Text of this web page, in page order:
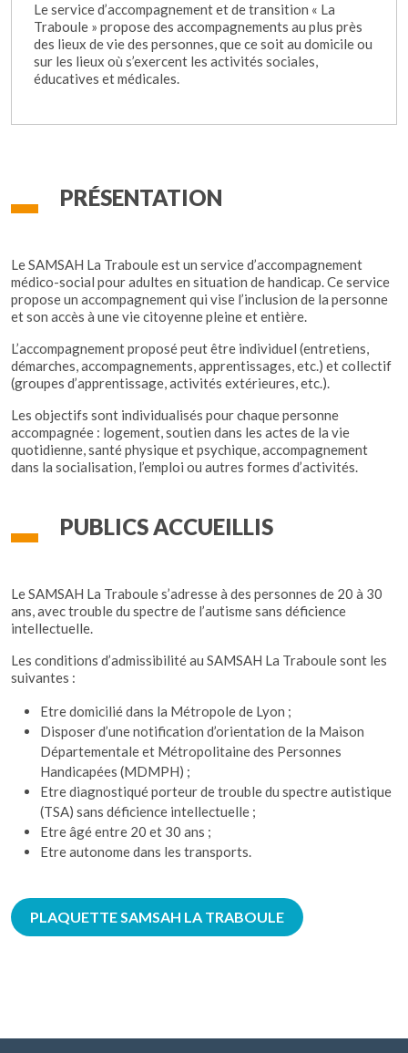
PRÉSENTATION
Le SAMSAH La Traboule est un service d’accompagnement
médico-social pour adultes en situation de handicap. Ce service
propose un accompagnement qui vise l’inclusion de la personne
et son accès à une vie citoyenne pleine et entière.
L’accompagnement proposé peut être individuel (entretiens,
démarches, accompagnements, apprentissages, etc.) et collectif
(groupes d’apprentissage, activités extérieures, etc.).
Les objectifs sont individualisés pour chaque personne
accompagnée : logement, soutien dans les actes de la vie
quotidienne, santé physique et psychique, accompagnement
dans la socialisation, l’emploi ou autres formes d’activités.
PUBLICS ACCUEILLIS
Le SAMSAH La Traboule s’adresse à des personnes de 20 à 30
ans, avec trouble du spectre de l’autisme sans déficience
intellectuelle.
Les conditions d’admissibilité au SAMSAH La Traboule sont les
suivantes :
Etre domicilié dans la Métropole de Lyon ;
Disposer d’une notification d’orientation de la Maison
Départementale et Métropolitaine des Personnes
Handicapées (MDMPH) ;
Etre diagnostiqué porteur de trouble du spectre autistique
(TSA) sans déficience intellectuelle ;
Etre âgé entre 20 et 30 ans ;
Etre autonome dans les transports.
PLAQUETTE SAMSAH LA TRABOULE
Le service d’accompagnement et de transition « La
Traboule » propose des accompagnements au plus près
des lieux de vie des personnes, que ce soit au domicile ou
sur les lieux où s’exercent les activités sociales,
éducatives et médicales.